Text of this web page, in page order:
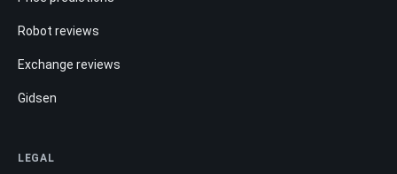
Robot reviews
Exchange reviews
Gidsen
LEGAL